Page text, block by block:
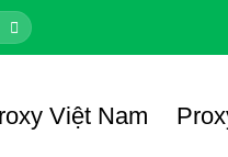
Việt Nam